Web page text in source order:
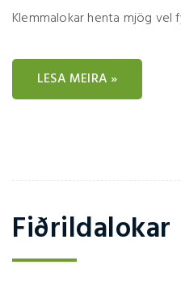
Klemmalokar henta mjög vel
LESA MEIRA »
Fiðrildalokar